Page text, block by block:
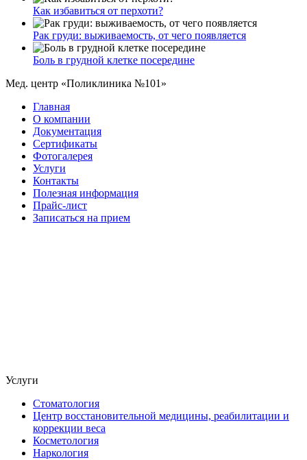
Как избавиться от перхоти?
Рак груди: выживаемость, от чего появляется
Боль в грудной клетке посередине
Мед. центр «Поликлиника №101»
Главная
О компании
Документация
Сертификаты
Фотогалерея
Услуги
Контакты
Полезная информация
Прайс-лист
Записаться на прием
Услуги
Стоматология
Центр восстановительной медицины, реабилитации и
коррекции веса
Косметология
Наркология